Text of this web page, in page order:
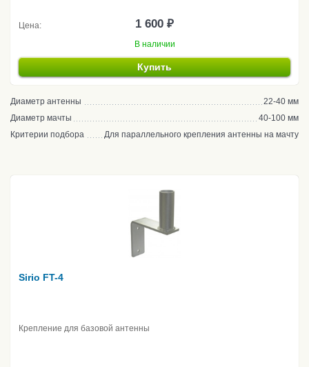
Цена: 1 600 ₽
В наличии
Купить
Диаметр антенны
22-40 мм
Диаметр мачты
40-100 мм
Критерии подбора
Для параллельного крепления антенны на мачту
Sirio FT-4
Крепление для базовой антенны